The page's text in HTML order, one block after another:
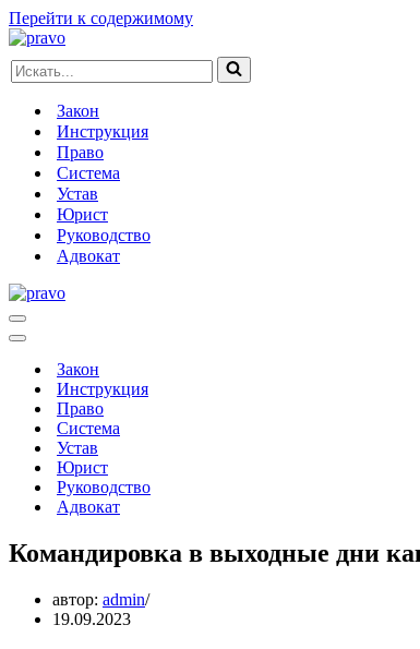
Перейти к содержимому
Искать...
Закон
Инструкция
Право
Система
Устав
Юрист
Руководство
Адвокат
Меню
навигации
Меню
навигацииЗакон
Инструкция
Право
Система
Устав
Юрист
Руководство
Адвокат
Командировка в выходные дни
автор: admin
19.09.2023